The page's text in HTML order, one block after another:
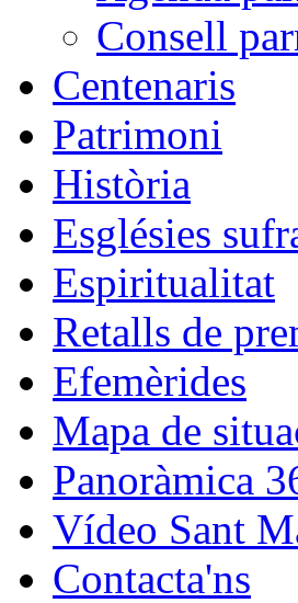
Consell
Centenaris
Patrimoni
Història
Esglésies
Espiritualitat
Retalls de
Efemèrides
Mapa de
Panoràmica
Vídeo Sant
Contacta'ns